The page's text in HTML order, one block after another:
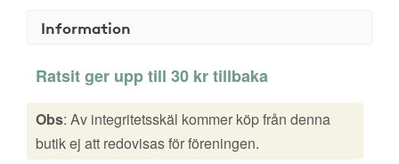
Information
Ratsit ger upp till 30 kr tillbaka
Obs: Av integritetsskäl kommer köp från denna
butik ej att redovisas för föreningen.